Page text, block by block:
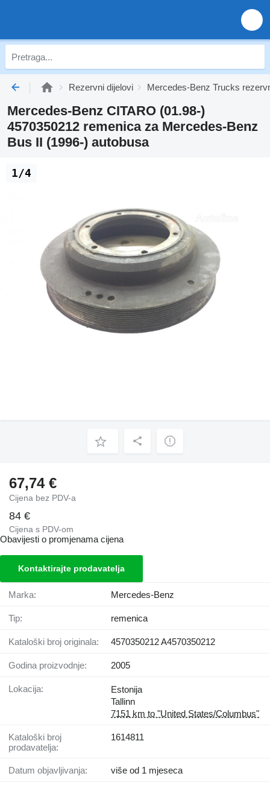
Rezervni dijelovi Mercedes-Benz Trucks
Mercedes-Benz CITARO (01.98-)
4570350212 remenica za Mercedes-Benz
Bus II (1996-) autobusa
1/4
67,74 €
Cijena bez PDV-a
84 €
Cijena s PDV-om
Obavijesti o promjenama cijena
Kontaktirajte prodavatelja
Marka: Mercedes-Benz
Tip: remenica
Kataloški broj originala: 4570350212 A4570350212
Godina proizvodnje: 2005
Lokacija:
Estonija
Tallinn
7151 km to "United States/Columbus"
Kataloški broj
prodavatelja:
1614811
Datum objavljivanja: više od 1 mjeseca